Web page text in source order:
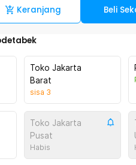
Keranjang Beli
Toko Jakarta
Barat
sisa 3
Toko Jakarta
Pusat
Habis